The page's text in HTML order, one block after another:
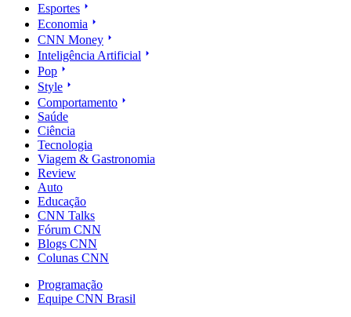
Esportes
Economia
CNN Money
Inteligência Artificial
Pop
Style
Comportamento
Saúde
Ciência
Tecnologia
Viagem & Gastronomia
Review
Auto
Educação
CNN Talks
Fórum CNN
Blogs CNN
Colunas CNN
Programação
Equipe CNN Brasil